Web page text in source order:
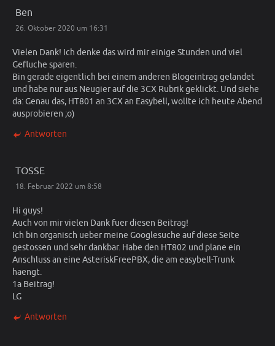
Ben
26. Oktober 2020 um 16:31
Vielen Dank! Ich denke das wird mir einige Stunden und viel
Gefluche sparen.
Bin gerade eigentlich bei einem anderen Blogeintrag gelandet
und habe nur aus Neugier auf die 3CX Rubrik geklickt. Und siehe
da: Genau das, HT801 an 3CX an Easybell, wollte ich heute Abend
ausprobieren ;o)
Antworten
TOSSE
18. Februar 2022 um 8:58
Hi guys!
Auch von mir vielen Dank fuer diesen Beitrag!
Ich bin organisch ueber meine Googlesuche auf diese Seite
gestossen und sehr dankbar. Habe den HT802 und plane ein
Anschluss an eine AsteriskFreePBX, die am easybell-Trunk
haengt.
1a Beitrag!
LG
Antworten